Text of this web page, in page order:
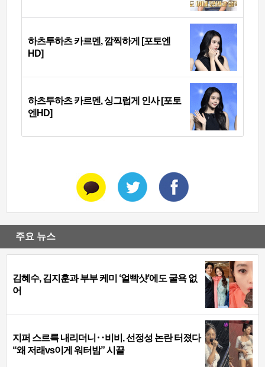
하츠투하츠 카르멘, 깜찍하게 [포토엔
HD]
하츠투하츠 카르멘, 싱그럽게 인사 [포토
엔HD]
주요 뉴스
김혜수, 김지훈과 부부 케미 ‘얼빡샷’에도 굴욕 없
어
지퍼 스르륵 내리더니‥비비, 선정성 논란 터졌다
“왜 저래vs이게 워터밤” 시끌